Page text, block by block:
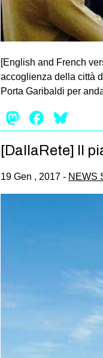
[English and French
accoglienza della città
Porta Garibaldi per
Mastodon
[DallaRete] Il
19 Gen , 2017 - NEWS